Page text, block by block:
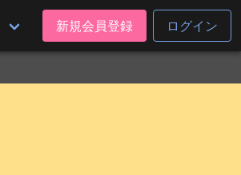
新規会員登録 ログイン